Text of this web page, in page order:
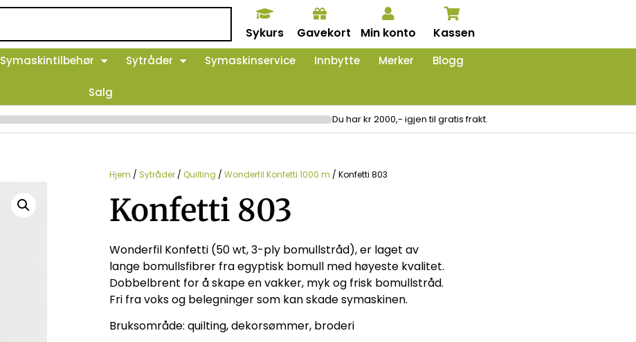
Sykurs Gavekort Min konto Kassen
Symaskintilbehør Sytråder Symaskinservice Innbytte Merker Blogg
Salg
Du har kr 2000,- igjen til gratis frakt.
Hjem / Sytråder / Quilting / Wonderfil Konfetti 1000 m / Konfetti 803
Konfetti 803
Wonderfil Konfetti (50 wt, 3-ply bomullstråd), er laget av
lange bomullsfibrer fra egyptisk bomull med høyeste kvalitet.
Dobbelbrent for å skape en vakker, myk og frisk bomullstråd.
Fri fra voks og belegninger som kan skade symaskinen.
Bruksområde: quilting, dekorsømmer, broderi